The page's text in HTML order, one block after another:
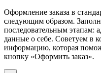
Оформление заказа в
следующим образом.
последовательным этапам:
данные о себе. Советуем в
информацию, которая
кнопку «Оформить заказ».